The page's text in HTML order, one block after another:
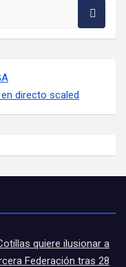
quiere ilusionar a
Federación tras 28